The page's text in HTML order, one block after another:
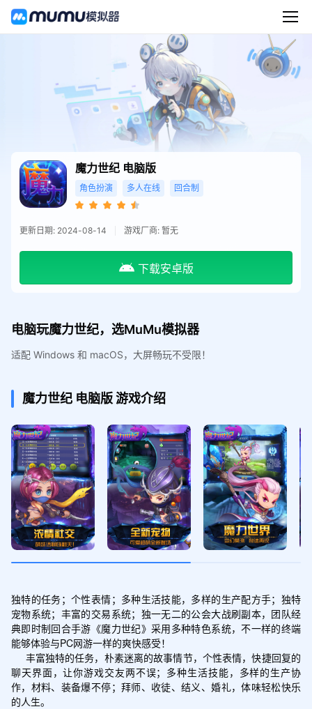
魔力世纪 电脑版
角色扮演 多人在线 回合制
更新日期: 2024-08-14 游戏厂商: 暂无
下载安卓版
电脑玩魔力世纪，选MuMu模拟器
适配 Windows 和 macOS，大屏畅玩不受限！
魔力世纪 电脑版游戏介绍
独特的任务；个性表情；多种生活技能，多样的生产配方手；独特
宠物系统；丰富的交易系统；独一无二的公会大战刷副本，团队经
典即时制回合手游《魔力世纪》采用多种特色系统，不一样的终端
能够体验与PC网游一样的爽快感受！
聊天界面，让你游戏交友两不误；多种生活技能，多样的生产协
作，材料、装备爆不停；拜师、收徒、结义、婚礼，体味轻松快乐
的人生。